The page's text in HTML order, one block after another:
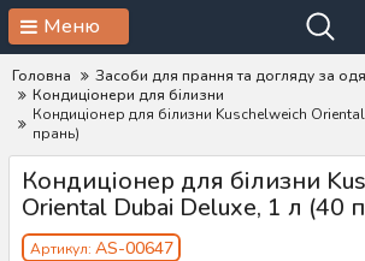
Меню
Головна
Засоби для прання та догляду за
Кондиціонери для білизни
Кондиціонер для білизни Kuschelweich
прань)
Кондиціонер для білизни
Oriental Dubai Deluxe, 1 л (40
Артикул: AS-00647